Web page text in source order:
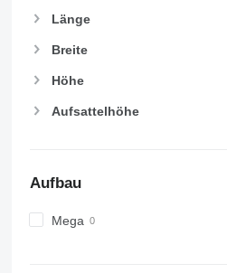
Länge
Breite
Höhe
Aufsattelhöhe
Aufbau
Mega